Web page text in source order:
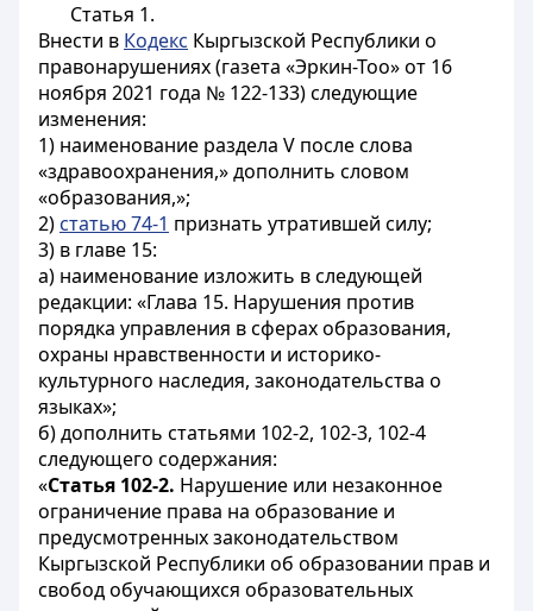
Статья 1.
Внести в Кодекс Кыргызской Республики о
правонарушениях (газета «Эркин-Тоо» от 16
ноября 2021 года № 122-133) следующие
изменения:
1) наименование раздела V после слова
«здравоохранения,» дополнить словом
«образования,»;
2) статью 74-1 признать утратившей силу;
3) в главе 15:
а) наименование изложить в следующей
редакции: «Глава 15. Нарушения против
порядка управления в сферах образования,
охраны нравственности и историко-
культурного наследия, законодательства о
языках»;
б) дополнить статьями 102-2, 102-3, 102-4
следующего содержания:
«Статья 102-2. Нарушение или незаконное
ограничение права на образование и
предусмотренных законодательством
Кыргызской Республики об образовании прав и
свобод обучающихся образовательных